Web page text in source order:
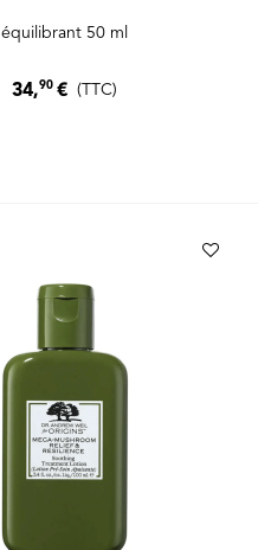
équilibrant 50 ml
34,90€ (TTC)